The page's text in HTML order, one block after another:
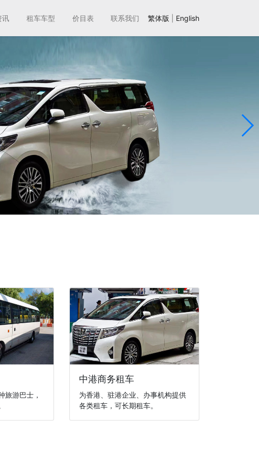
讯 租车车型 价目表 联系我们 繁体版 English
旅游巴士，
中港商务租车
为香港、驻港企业、办事机构提供
各类租车，可长期租车。